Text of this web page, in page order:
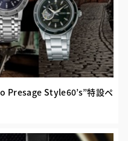
Presage Style60’s”特設ペ